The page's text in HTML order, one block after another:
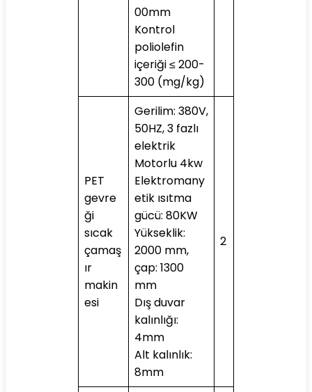
00mm
Kontrol
poliolefin
içeriği ≤ 200-
300 (mg/kg)
PET
gevre
ği
sıcak
çamaş
ır
makin
esi
Gerilim: 380V,
50HZ, 3 fazlı
elektrik
Motorlu 4kw
Elektromany
etik ısıtma
gücü: 80KW
Yükseklik:
2000 mm,
çap: 1300
mm
Dış duvar
kalınlığı:
4mm
Alt kalınlık:
8mm
2